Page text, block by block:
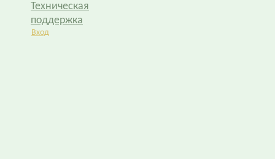
Техническая
поддержка
Вход